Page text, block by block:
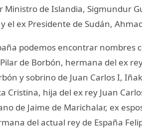
Ministro de Islandia, Sigmundur
el ex Presidente de Sudán,
podemos encontrar nombres
de Borbón, hermana del ex
y sobrino de Juan Carlos I,
Cristina, hija del ex rey Juan
de Jaime de Marichalar, ex
del actual rey de España